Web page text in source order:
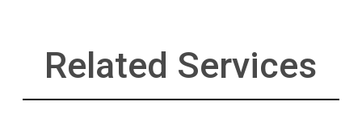
Related Services